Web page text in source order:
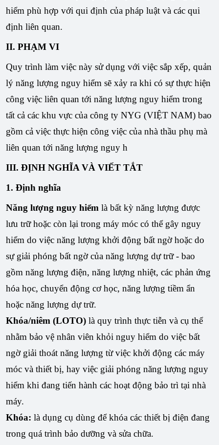
hiểm phù hợp với qui định của pháp luật và các qui
định liên quan.
II. PHẠM VI
Quy trình làm việc này sử dụng với việc sắp xếp, quản
lý năng lượng nguy hiểm sẽ xảy ra khi có sự thực hiện
công việc liên quan tới năng lượng nguy hiểm trong
tất cả các khu vực của công ty NYG (VIỆT NAM) bao
gồm cả việc thực hiện công việc của nhà thầu phụ mà
liên quan tới năng lượng nguy h
III. ĐỊNH NGHĨA VÀ VIẾT TẮT
1. Định nghĩa
Năng lượng nguy hiểm là bất kỳ năng lượng được
lưu trữ hoặc còn lại trong máy móc có thể gây nguy
hiểm do việc năng lượng khởi động bất ngờ hoặc do
sự giải phóng bất ngờ của năng lượng dự trữ - bao
gồm năng lượng điện, năng lượng nhiệt, các phản ứng
hóa học, chuyển động cơ học, năng lượng tiềm ẩn
hoặc năng lượng dự trữ.
Khóa/niêm (LOTO) là quy trình thực tiễn và cụ thể
nhằm bảo vệ nhân viên khỏi nguy hiểm do việc bất
ngờ giải thoát năng lượng từ việc khởi động các máy
móc và thiết bị, hay việc giải phóng năng lượng nguy
hiểm khi đang tiến hành các hoạt động bảo trì tại nhà
máy.
Khóa: là dụng cụ dùng để khóa các thiết bị điện đang
trong quá trình bảo dưỡng và sửa chữa.